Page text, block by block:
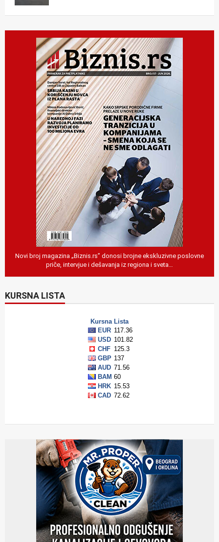
Novi broj magazina „Biznis.rs” donosi brojne ekskluzivne poslovne
priče, intervjue i dešavanja iz regiona i sveta…
KURSNA LISTA